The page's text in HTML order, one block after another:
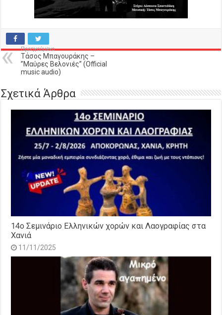
Προηγούμενο
Τάσος Μπαγουράκης –
”Μαύρες Βελονιές” (Official
music audio)
Σχετικά Άρθρα
14o Σεμινάριο Ελληνικών χορών και Λαογραφίας στα
Χανιά
11/11/2025